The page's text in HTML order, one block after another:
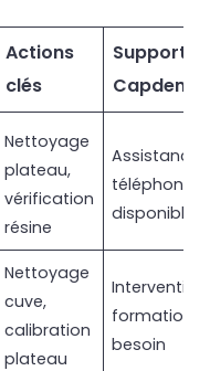
Actions
clés
Support
Nettoyage
plateau,
vérification
résine
Assistance
disponible
Nettoyage
cuve,
calibration
plateau
Intervention
formation si
besoin